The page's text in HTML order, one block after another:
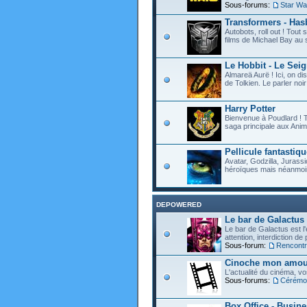
Sous-forums:
Star
Transformers -
Autobots, roll out ! Tout
films de Michael Bay au
Le Hobbit - Le
Almareä Aurë ! Ici, on
de Tolkien. Le parler
Harry Potter
Bienvenue à Poudlard !
saga principale aux
Pellicule
Avatar, Godzilla,
héroïques mais
DEPOWERED
Le bar de Galactus
Le bar de Galactus est
attention, interdiction de
Sous-forum:
Cinoche mon
L'actualité du cinéma,
Sous-forums: